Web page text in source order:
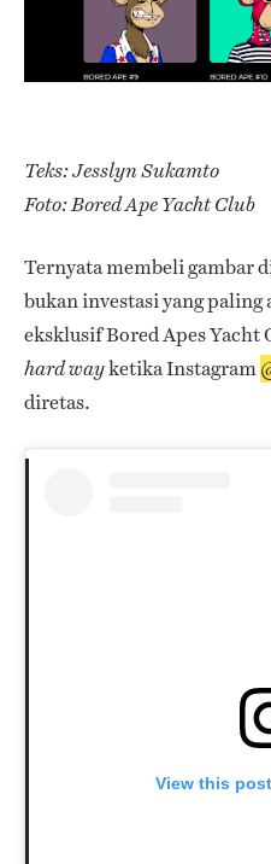
Teks: Jesslyn Sukamto
Foto: Bored Ape Yacht Club
Ternyata membeli gambar
bukan investasi yang paling
eksklusif Bored Apes Yacht
hard wayketika Instagram
diretas.
View this